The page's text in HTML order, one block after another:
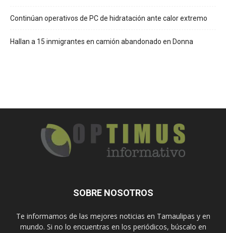
Continúan operativos de PC de hidratación ante calor extremo
Hallan a 15 inmigrantes en camión abandonado en Donna
SOBRE NOSOTROS
Te informamos de las mejores noticias en Tamaulipas y en
mundo. Si no lo encuentras en los periódicos, búscalo en